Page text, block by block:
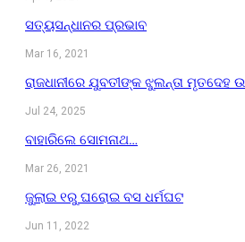
ସତ୍ୟସନ୍ଧାନର ପ୍ରଭାବ
Mar 16, 2021
ରାଜଧାନୀରେ ଯୁବତୀଙ୍କ ଝୁଲନ୍ତା ମୃତଦେହ
Jul 24, 2025
ବାହାରିଲେ ସୋମନାଥ…
Mar 26, 2021
ଜୁଲାଇ ୧ରୁ ଘରୋଇ ବସ ଧର୍ମଘଟ
Jun 11, 2022